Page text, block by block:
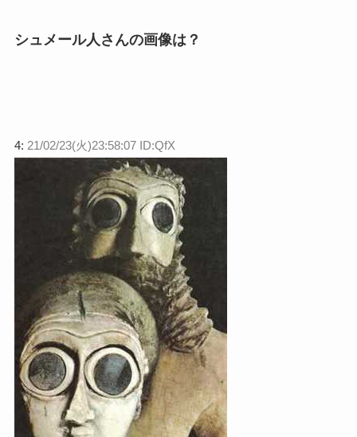
シュメール人さんの画像は？
4: 21/02/23(火)23:58:07 ID:QfX